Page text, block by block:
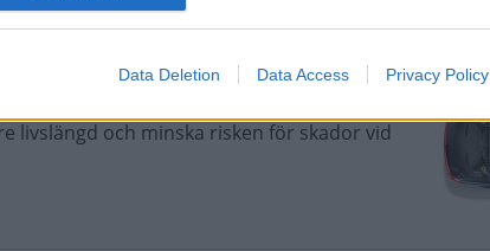
Data Deletion Data Access Privacy Policy
livslängd och minska risken för skador vid